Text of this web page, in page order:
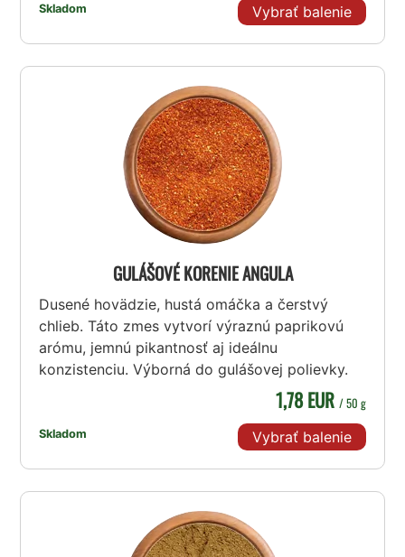
Skladom Vybrať balenie
GULÁŠOVÉ KORENIE ANGULA
Dusené hovädzie, hustá omáčka a čerstvý
chlieb. Táto zmes vytvorí výraznú paprikovú
arómu, jemnú pikantnosť aj ideálnu
konzistenciu. Výborná do gulášovej polievky.
Skladom
1,78 EUR / 50 g
Vybrať balenie